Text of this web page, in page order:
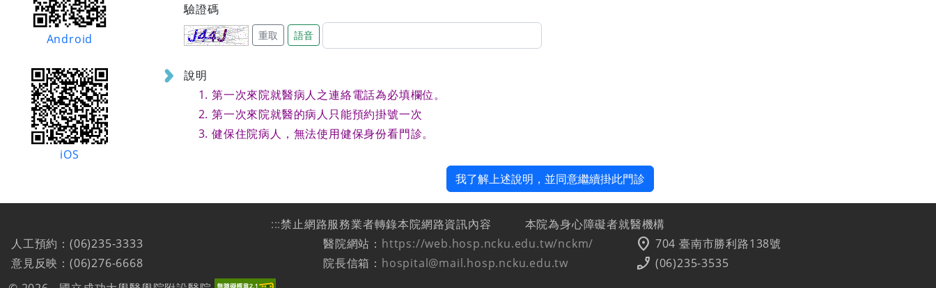
Android
iOS
驗證碼
重取 語音
說明
第一次來院就醫病人之連絡電話為必填欄位。
第一次來院就醫的病人只能預約掛號一次
健保住院病人，無法使用健保身份看門診。
我了解上述說明，並同意繼續掛此門診
:::禁止網路服務業者轉錄本院網路資訊內容
本院為身心障礙者就醫機構
人工預約：(06)235-3333
意見反映：(06)276-6668
醫院網站： https://web.hosp.ncku.edu.tw/nckm/
院長信箱： hospital@mail.hosp.ncku.edu.tw
location_on 704 臺南市勝利路138號
phone_enabled (06)235-3535